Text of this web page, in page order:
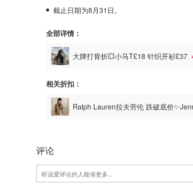
截止日期为8月31日。
全部详情：
大牌打骨折💥小马T£18 针织开衫£37
相关折扣：
Ralph Lauren拉夫劳伦 跌破底价
评论